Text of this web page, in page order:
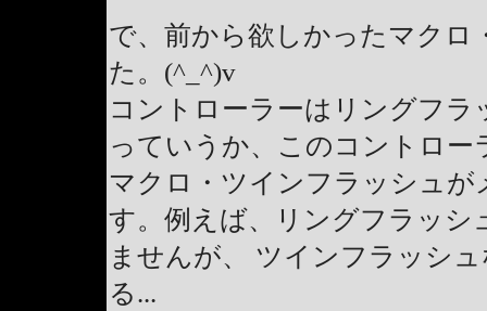
で、前から欲しかったマク
た。(^_^)v
コントローラーはリングフ
っていうか、このコントロ
マクロ・ツインフラッシュ
す。例えば、リングフラッシ
ませんが、 ツインフラッシ
る...